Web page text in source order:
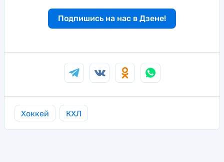
Подпишись на нас в Дзене!
Хоккей КХЛ